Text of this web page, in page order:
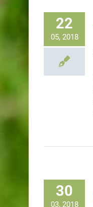
22
05, 2018
30
03, 2018